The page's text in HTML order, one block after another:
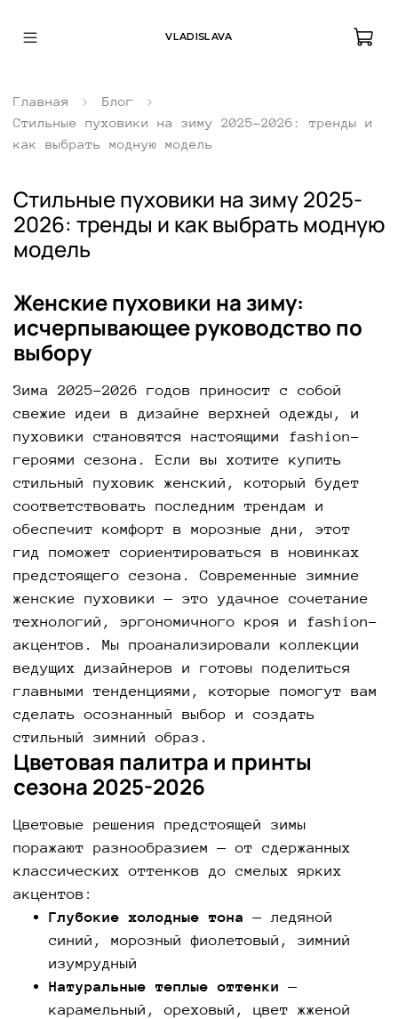
VLADISLAVA
Главная
Блог
Стильные пуховики на зиму 2025-2026: тренды и
как выбрать модную модель
Стильные пуховики на зиму 2025-
2026: тренды и как выбрать модную
модель
Женские пуховики на зиму:
исчерпывающее руководство по
выбору
Зима 2025-2026 годов приносит с собой
свежие идеи в дизайне верхней одежды, и
пуховики становятся настоящими fashion-
героями сезона. Если вы хотите купить
стильный пуховик женский, который будет
соответствовать последним трендам и
обеспечит комфорт в морозные дни, этот
гид поможет сориентироваться в новинках
предстоящего сезона. Современные зимние
женские пуховики — это удачное сочетание
технологий, эргономичного кроя и fashion-
акцентов. Мы проанализировали коллекции
ведущих дизайнеров и готовы поделиться
главными тенденциями, которые помогут вам
сделать осознанный выбор и создать
стильный зимний образ.
Цветовая палитра и принты
сезона 2025-2026
Цветовые решения предстоящей зимы
поражают разнообразием — от сдержанных
классических оттенков до смелых ярких
акцентов:
Глубокие холодные тона — ледяной
синий, морозный фиолетовый, зимний
изумрудный
Натуральные теплые оттенки —
карамельный, ореховый, цвет жженой